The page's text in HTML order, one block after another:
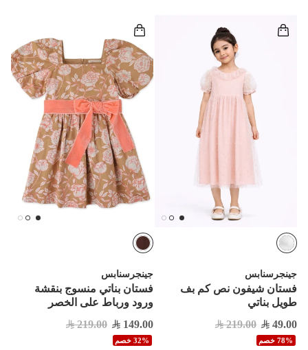
جينجرسنابس
فستان شيفون نص كم بف
طويل بناتي
49.00
219.00
78% خصم
جينجرسنابس
فستان بناتي منسوج بنقشة
ورود ورباط على الخصر
149.00
219.00
32% خصم